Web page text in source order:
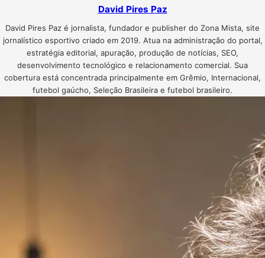
David Pires Paz
David Pires Paz é jornalista, fundador e publisher do Zona Mista, site
jornalístico esportivo criado em 2019. Atua na administração do portal,
estratégia editorial, apuração, produção de notícias, SEO,
desenvolvimento tecnológico e relacionamento comercial. Sua
cobertura está concentrada principalmente em Grêmio, Internacional,
futebol gaúcho, Seleção Brasileira e futebol brasileiro.